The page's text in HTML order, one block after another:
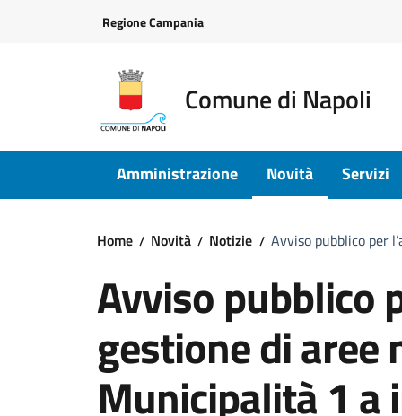
Regione Campania
Comune di Napoli
Amministrazione Novità Servizi
Home Novità Notizie Avviso pubblico per
Avviso pubblico
gestione di aree
Municipalità 1 a